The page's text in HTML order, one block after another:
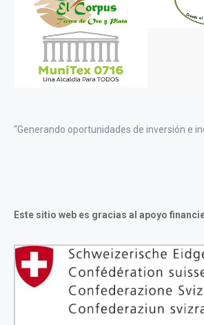
“Generando oportunidades de inversión e
Este sitio web es gracias al apoyo